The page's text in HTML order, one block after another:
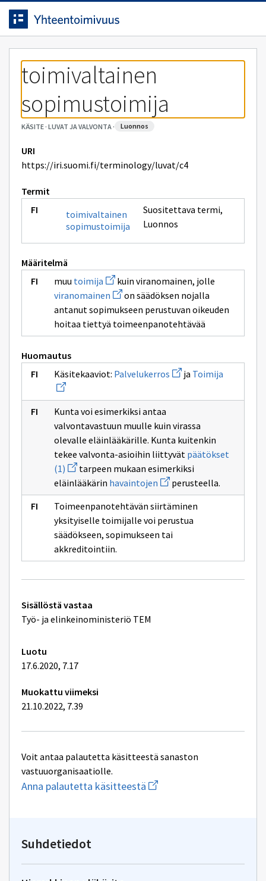
Siirrytty
sivulle
Siirry suoraan sisältöön.
toimivaltainen
sopimustoimija
KÄSITE· LUVAT JA VALVONTA· luonnos
URI
https://iri.suomi.fi/terminology/luvat/c4
Termit
toimivaltainen
sopimustoimija
Suositettava termi,
Luonnos
Määritelmä
muu toimija Avaa
uuden
ikkunan
sivulle
toimija
kuin viranomainen, jolle
viranomainen Avaa
uuden
ikkunan
sivulle
viranomainen
on säädöksen nojalla
antanut sopimukseen perustuvan oikeuden
hoitaa tiettyä toimeenpanotehtävää
Huomautus
Käsitekaaviot: Palvelukerros Avaa
uuden
sivulle
ja Toimija
sivulle
Kunta voi esimerkiksi antaa
valvontavastuun muulle kuin virassa
olevalle eläinlääkärille. Kunta kuitenkin
tekee valvonta-asioihin liittyvät päätökset
(1) Avaa
uuden
ikkunan
sivulle
päätökset
(1)
tarpeen mukaan esimerkiksi
eläinlääkärin havaintojen Avaa
uuden
ikkunan
sivulle
havaintojen
perusteella.
Toimeenpanotehtävän siirtäminen
yksityiselle toimijalle voi perustua
säädökseen, sopimukseen tai
akkreditointiin.
Tekniset
lisätiedot
Sisällöstä vastaa
Työ- ja elinkeinoministeriö TEM
Luotu
17.6.2020, 7.17
Muokattu viimeksi
21.10.2022, 7.39
Voit antaa palautetta käsitteestä sanaston
vastuuorganisaatiolle.
Anna palautetta käsitteestä Aloita
uuden
Suhdetiedot